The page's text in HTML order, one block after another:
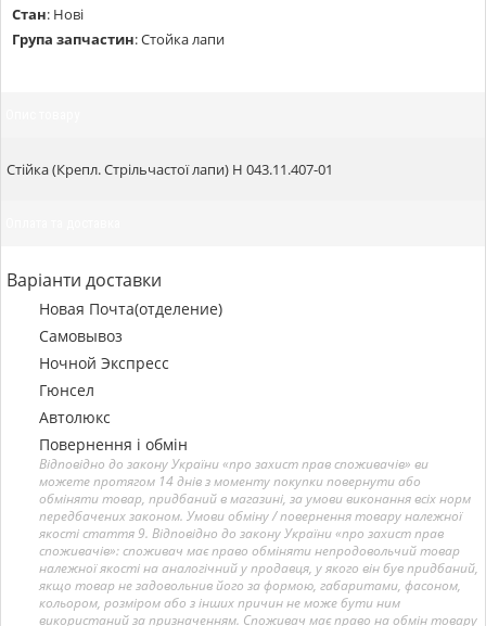
Стан: Нові
Група запчастин:Стойка лапи
Стійка (Крепл. Стрільчастої лапи) Н 043.11.407-01
Варіанти доставки
Новая Почта(отделение)
Самовывоз
Ночной Экспресс
Гюнсел
Автолюкс
Повернення і обмін
Відповідно до закону України «про захист прав споживачів» ви
можете протягом 14 днів з моменту покупки повернути або
обміняти товар, придбаний в магазині, за умови виконання всіх норм
передбачених законом. Умови обміну / повернення товару належної
якості стаття 9. Відповідно до закону України «про захист прав
споживачів»: споживач має право обміняти непродовольчий товар
належної якості на аналогічний у продавця, у якого він був придбаний,
якщо товар не задовольнив його за формою, габаритами, фасоном,
кольором, розміром або з інших причин не може бути ним
використаний за призначенням. Споживач має право на обмін товару